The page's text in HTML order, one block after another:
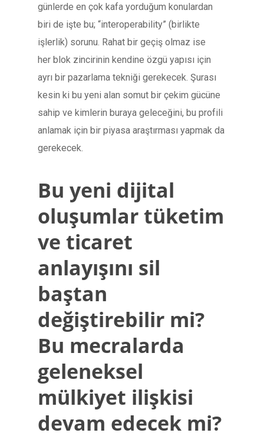
günlerde en çok kafa yorduğum konulardan
biri de işte bu; “interoperability” (birlikte
işlerlik) sorunu. Rahat bir geçiş olmaz ise
her blok zincirinin kendine özgü yapısı için
ayrı bir pazarlama tekniği gerekecek. Şurası
kesin ki bu yeni alan somut bir çekim gücüne
sahip ve kimlerin buraya geleceğini, bu profili
anlamak için bir piyasa araştırması yapmak da
gerekecek.
Bu yeni dijital
oluşumlar tüketim
ve ticaret
anlayışını sil
baştan
değiştirebilir mi?
Bu mecralarda
geleneksel
mülkiyet ilişkisi
devam edecek mi?